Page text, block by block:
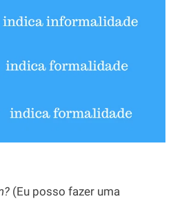
(Eu posso fazer uma